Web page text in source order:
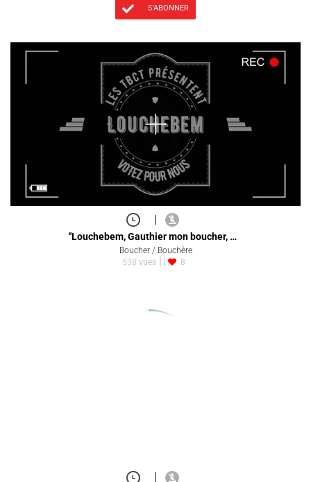
S'ABONNER
|
''Louchebem, Gauthier mon boucher, …
Boucher / Bouchère
538 vues
8
|